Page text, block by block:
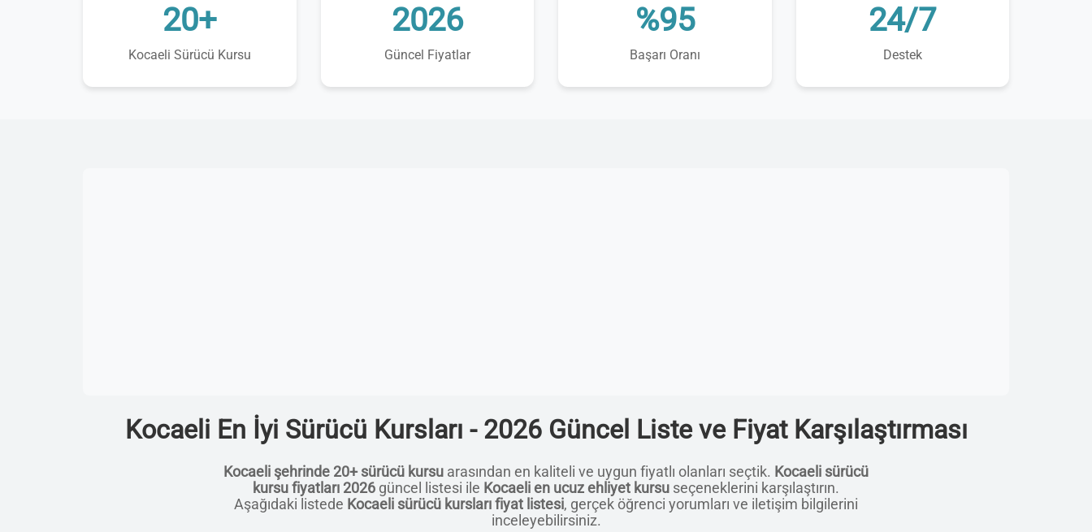
20+
Kocaeli Sürücü Kursu
2026
Güncel Fiyatlar
%95
Başarı Oranı
24/7
Destek
Kocaeli En İyi Sürücü Kursları - 2026 Güncel Liste ve Fiyat Karşılaştırması
Kocaeli şehrinde 20+ sürücü kursu arasından en kaliteli ve uygun fiyatlı olanları seçtik. Kocaeli sürücü
kursu fiyatları 2026 güncel listesi ile Kocaeli en ucuz ehliyet kursu seçeneklerini karşılaştırın.
Aşağıdaki listede Kocaeli sürücü kursları fiyat listesi, gerçek öğrenci yorumları ve iletişim bilgilerini
inceleyebilirsiniz.